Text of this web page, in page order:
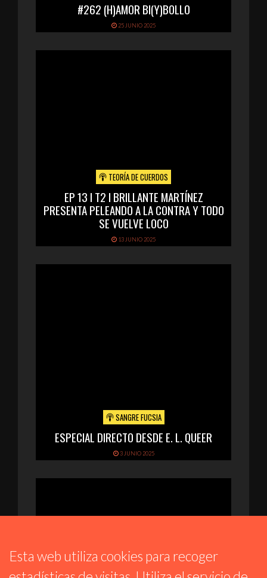
#262 (H)AMOR BI(Y)BOLLO
25 JUNIO 2025
TEORÍA DE CUERDOS
EP 13 I T2 I BRILLANTE MARTÍNEZ
PRESENTA PELEANDO A LA CONTRA Y TODO
SE VUELVE LOCO
13 JUNIO 2025
SANGRE FUCSIA
ESPECIAL DIRECTO DESDE E. L. QUEER
3 JUNIO 2025
Esta web utiliza cookies para recoger